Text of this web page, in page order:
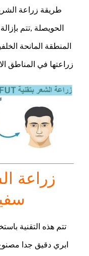
طريقة زراعة
الحويصلة ,تتم
المنطقة المانحة
زراعتها في المناطق
زراعة
تتم هذه التقنية
ابري دقيق جدا